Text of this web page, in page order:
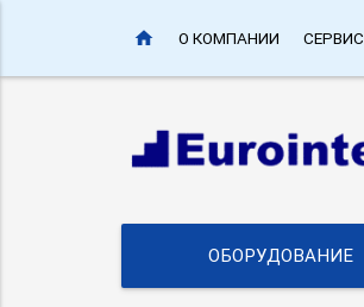
home О КОМПАНИИ СЕРВИС
ОБОРУДОВАНИЕ